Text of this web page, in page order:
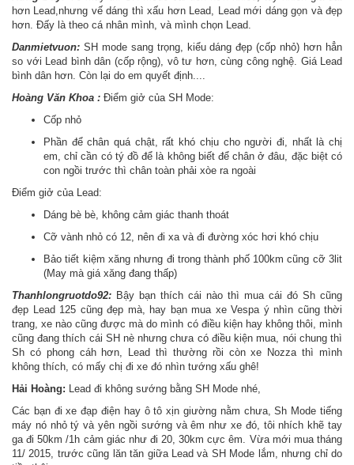
hơn Lead,nhưng vế dáng thì xấu hơn Lead, Lead mới dáng gọn và đẹp
hơn. Đấy là theo cá nhân mình, và mình chọn Lead.
Danmietvuon: SH mode sang trọng, kiểu dáng đẹp (cốp nhỏ) hơn hẳn
so với Lead bình dân (cốp rộng), vô tư hơn, cùng công nghệ. Giá Lead
bình dân hơn. Còn lại do em quyết định....
Hoàng Văn Khoa : Điểm giở của SH Mode:
Cốp nhỏ
Phần để chân quá chật, rất khó chịu cho người đi, nhất là chị
em, chỉ cần có tý đồ để là không biết để chân ở đâu, đặc biệt có
con ngồi trước thì chân toàn phải xòe ra ngoài
Điểm giở của Lead:
Dáng bè bè, không cảm giác thanh thoát
Cỡ vành nhỏ có 12, nên đi xa và đi đường xóc hơi khó chịu
Bảo tiết kiệm xăng nhưng đi trong thành phố 100km cũng cỡ 3lit
(May mà giá xăng đang thấp)
Thanhlongruotdo92: Bậy bạn thích cái nào thì mua cái đó Sh cũng
đẹp Lead 125 cũng đẹp mà, hay bạn mua xe Vespa ý nhìn cũng thời
trang, xe nào cũng được mà do mình có điều kiện hay không thôi, mình
cũng đang thích cái SH nè nhưng chưa có điều kiện mua, nói chung thì
Sh có phong cáh hơn, Lead thì thường rồi còn xe Nozza thì mình
không thích, có mấy chị đi xe đó nhìn tướng xấu ghê!
Hải Hoàng: Lead đi không sướng bằng SH Mode nhé,
Các bạn đi xe đạp điện hay ô tô xịn giường nằm chưa, Sh Mode tiếng
máy nó nhỏ tý và yên ngồi sướng và êm như xe đó, tôi nhích khẽ tay
ga đi 50km /1h cảm giác như đi 20, 30km cực êm. Vừa mới mua tháng
11/ 2015, trước cũng lăn tăn giữa Lead và SH Mode lắm, nhưng chỉ do